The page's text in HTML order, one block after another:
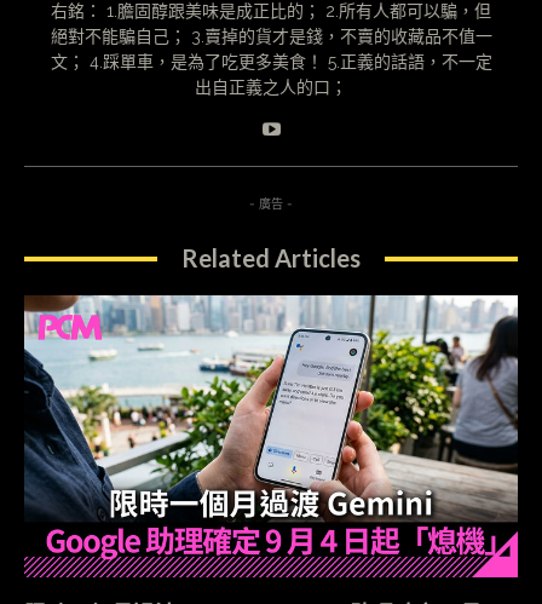
右銘： 1.膽固醇跟美味是成正比的； 2.所有人都可以騙，但
絕對不能騙自己； 3.賣掉的貨才是錢，不賣的收藏品不值一
文； 4.踩單車，是為了吃更多美食！ 5.正義的話語，不一定
出自正義之人的口；
- 廣告 -
Related Articles